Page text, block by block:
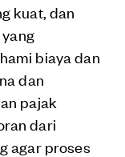
kuat, dan
biaya dan
dan
pajak
dari
agar proses